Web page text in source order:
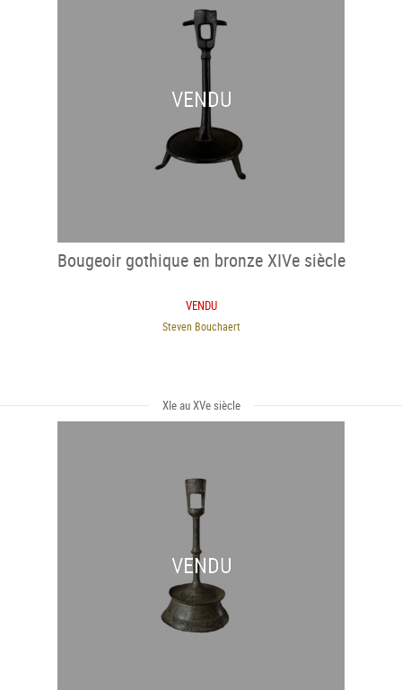
VENDU
Bougeoir gothique en bronze XIVe siècle
VENDU
Steven Bouchaert
XIe au XVe siècle
VENDU